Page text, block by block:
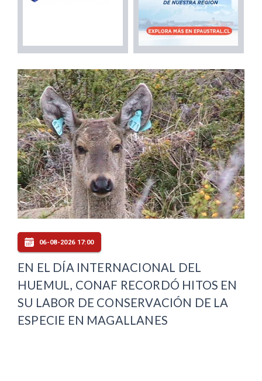
06-08-2026 17:00
EN EL DÍA INTERNACIONAL DEL
HUEMUL, CONAF RECORDÓ HITOS EN
SU LABOR DE CONSERVACIÓN DE LA
ESPECIE EN MAGALLANES